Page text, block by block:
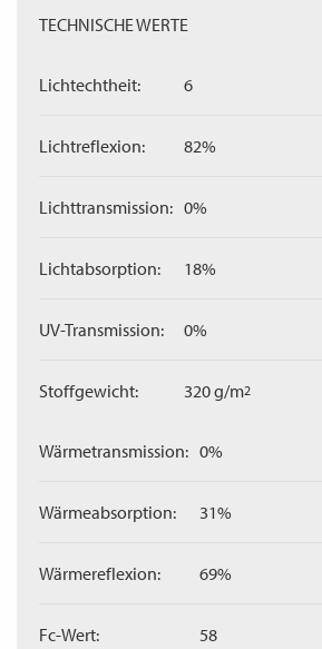
TECHNISCHE WERTE
Lichtechtheit: 6
Lichtreflexion: 82%
Lichttransmission: 0%
Lichtabsorption: 18%
UV-Transmission: 0%
Stoffgewicht: 320 g/m2
Wärmetransmission: 0%
Wärmeabsorption: 31%
Wärmereflexion: 69%
Fc-Wert: 58